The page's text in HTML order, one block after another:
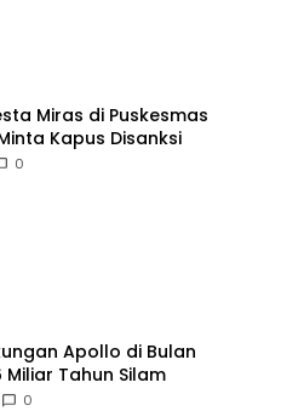
Miras di Puskesmas
Kapus Disanksi
0
Apollo di Bulan
Miliar Tahun Silam
0